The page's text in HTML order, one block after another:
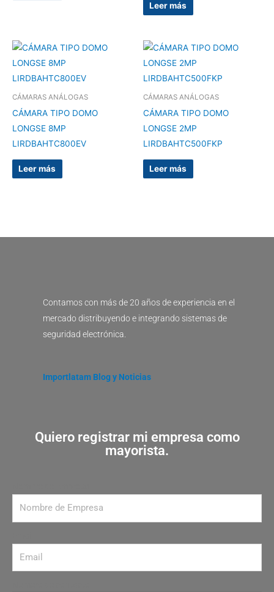
Leer más
CÁMARAS ANÁLOGAS
CÁMARA TIPO DOMO
LONGSE 8MP
LIRDBAHTC800EV
Leer más
CÁMARAS ANÁLOGAS
CÁMARA TIPO DOMO
LONGSE 2MP
LIRDBAHTC500FKP
Leer más
Contamos con más de 20 años de experiencia en el
mercado distribuyendo e integrando sistemas de
seguridad electrónica.
Importlatam Blog y Noticias
Quiero registrar mi empresa como
mayorista.